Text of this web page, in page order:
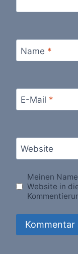
Name *
E-Mail *
Website
Meinen
Website in